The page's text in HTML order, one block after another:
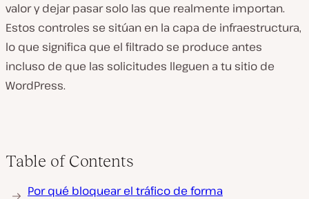
valor y dejar pasar solo las que realmente importan.
Estos controles se sitúan en la capa de infraestructura,
lo que significa que el filtrado se produce antes
incluso de que las solicitudes lleguen a tu sitio de
WordPress.
Table of Contents
Por qué bloquear el tráfico de forma